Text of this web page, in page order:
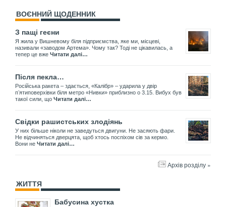
ВОЄННИЙ ЩОДЕННИК
З пащі геєни
Я жила у Вишневому біля підприємства, яке ми, місцеві,
називали «заводом Артема». Чому так? Тоді не цікавилась, а
тепер це вже Читати далі…
Після пекла…
Російська ракета – здається, «Калібр» – ударила у двір
пʼятиповерхівки біля метро «Нивки» приблизно о 3.15. Вибух був
такої сили, що Читати далі…
Свідки рашистських злодіянь
У них більше ніколи не заведуться двигуни. Не засяють фари.
Не відчиняться дверцята, щоб хтось поспіхом сів за кермо.
Вони не Читати далі…
Архів розділу »
ЖИТТЯ
Бабусина хустка